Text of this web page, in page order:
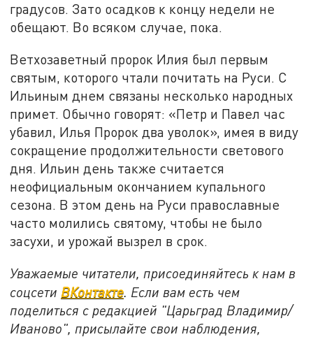
градусов. Зато осадков к концу недели не
обещают. Во всяком случае, пока.
Ветхозаветный пророк Илия был первым
святым, которого чтали почитать на Руси. С
Ильиным днем связаны несколько народных
примет. Обычно говорят: «Петр и Павел час
убавил, Илья Пророк два уволок», имея в виду
сокращение продолжительности светового
дня. Ильин день также считается
неофициальным окончанием купального
сезона. В этом день на Руси православные
часто молились святому, чтобы не было
засухи, и урожай вызрел в срок.
Уважаемые читатели, присоединяйтесь к нам в
соцсети ВКонтакте . Если вам есть чем
поделиться с редакцией "Царьград Владимир/
Иваново", присылайте свои наблюдения,